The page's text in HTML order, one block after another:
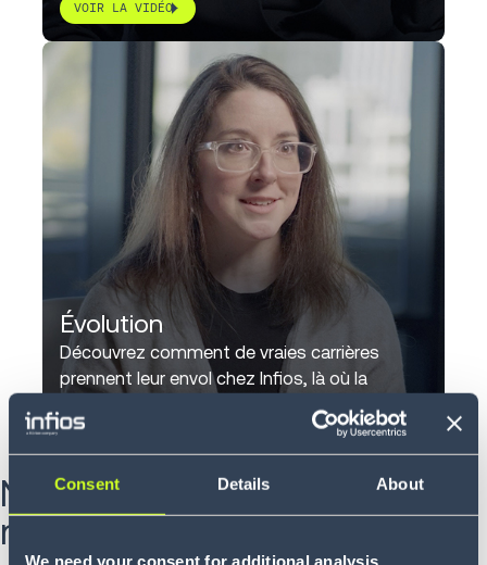
Consent Details About
We need your consent for additional analysis
VOIR LA VIDÉO
Évolution
Découvrez comment de vraies carrières
prennent leur envol chez Infios, là où la
Nos principes définissent
notre manière de travailler